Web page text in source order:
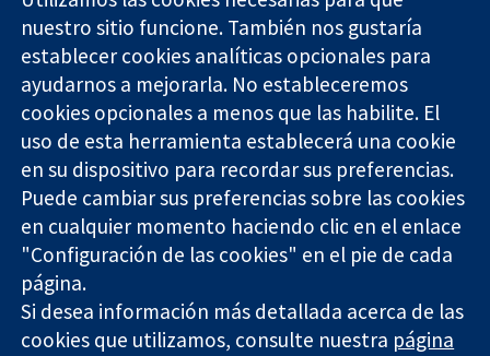
Evidencia fiable.
Decisiones
informadas.
Mejor salud.
11-13 Cavendish
Square
Londres
W1G 0AN
Reino Unido
Contacto
Noticias
Prensa
Sobre
nosotros
Empleo
Cochrane
Library
The Cochrane Collaboration is a charity (no. 1045921) and a
company limited by guarantee (no. 03044323) registered in
England & Wales. VAT registration number GB 718 2127 49.
nuestro sitio funcione. También nos gustaría
establecer cookies analíticas opcionales para
ayudarnos a mejorarla. No estableceremos
cookies opcionales a menos que las habilite. El
uso de esta herramienta establecerá una cookie
en su dispositivo para recordar sus preferencias.
Puede cambiar sus preferencias sobre las cookies
en cualquier momento haciendo clic en el enlace
"Configuración de las cookies" en el pie de cada
página.
Si desea información más detallada acerca de las
cookies que utilizamos, consulte nuestra página